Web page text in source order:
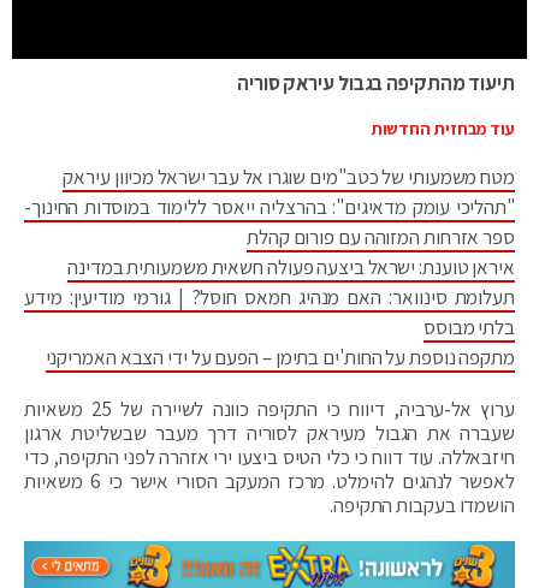
תיעוד מהתקיפה בגבול עיראק סוריה
עוד מבחזית החדשות
מטח משמעותי של כטב"מים שוגרו אל עבר ישראל מכיוון עיראק
"תהליכי עומק מדאיגים": בהרצליה ייאסר ללימוד במוסדות החינוך-
ספר אזרחות המזוהה עם פורום קהלת
איראן טוענת: ישראל ביצעה פעולה חשאית משמעותית במדינה
תעלומת סינוואר: האם מנהיג חמאס חוסל? | גורמי מודיעין: מידע
בלתי מבוסס
מתקפה נוספת על החות'ים בתימן – הפעם על ידי הצבא האמריקני
ערוץ אל-ערביה, דיווח כי התקיפה כוונה לשיירה של 25 משאיות
שעברה את הגבול מעיראק לסוריה דרך מעבר שבשליטת ארגון
חיזבאללה. עוד דווח כי כלי הטיס ביצעו ירי אזהרה לפני התקיפה, כדי
לאפשר לנהגים להימלט. מרכז המעקב הסורי אישר כי 6 משאיות
הושמדו בעקבות התקיפה.